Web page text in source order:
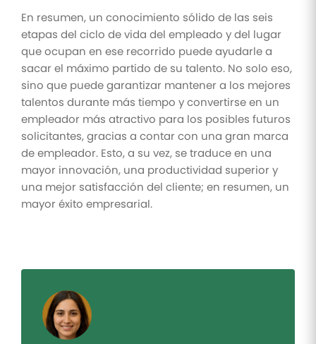
En resumen, un conocimiento sólido de las seis
etapas del ciclo de vida del empleado y del lugar
que ocupan en ese recorrido puede ayudarle a
sacar el máximo partido de su talento. No solo eso,
sino que puede garantizar mantener a los mejores
talentos durante más tiempo y convertirse en un
empleador más atractivo para los posibles futuros
solicitantes, gracias a contar con una gran marca
de empleador. Esto, a su vez, se traduce en una
mayor innovación, una productividad superior y
una mejor satisfacción del cliente; en resumen, un
mayor éxito empresarial.